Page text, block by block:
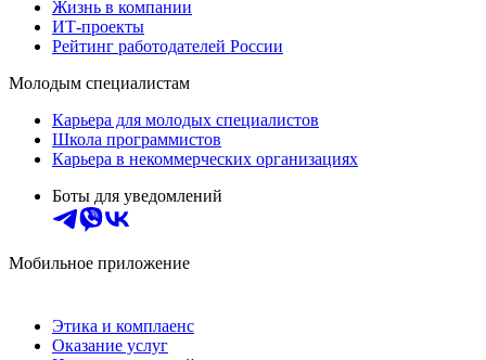
Жизнь в компании
ИТ-проекты
Рейтинг работодателей России
Молодым специалистам
Карьера для молодых специалистов
Школа программистов
Карьера в некоммерческих организациях
Боты для уведомлений
Мобильное приложение
Этика и комплаенс
Оказание услуг